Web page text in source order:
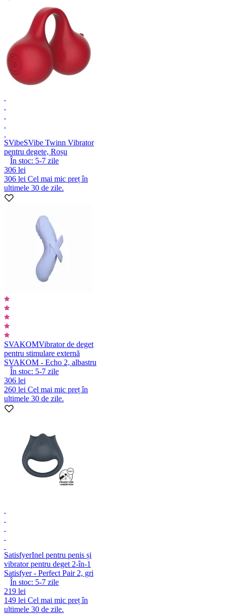
SVibeSVibe Twinn Vibrator
pentru degete, Roșu
În stoc: 5-7 zile
306 lei
306 lei Cel mai mic preț în
ultimele 30 de zile.
SVAKOMVibrator de deget
pentru stimulare externă
SVAKOM - Echo 2, albastru
În stoc: 5-7 zile
306 lei
260 lei Cel mai mic preț în
ultimele 30 de zile.
SatisfyerInel pentru penis și
vibrator pentru deget 2-în-1
Satisfyer - Perfect Pair 2, gri
În stoc: 5-7 zile
219 lei
149 lei Cel mai mic preț în
ultimele 30 de zile.